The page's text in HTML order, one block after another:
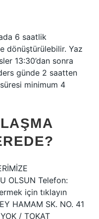
6 saatlik
dönüştürülebilir. Yaz
13:30’dan sonra
günde 2 saatten
minimum 4
OLSUN Telefon:
için tıklayın
HAMAM SK. NO. 41
/ TOKAT